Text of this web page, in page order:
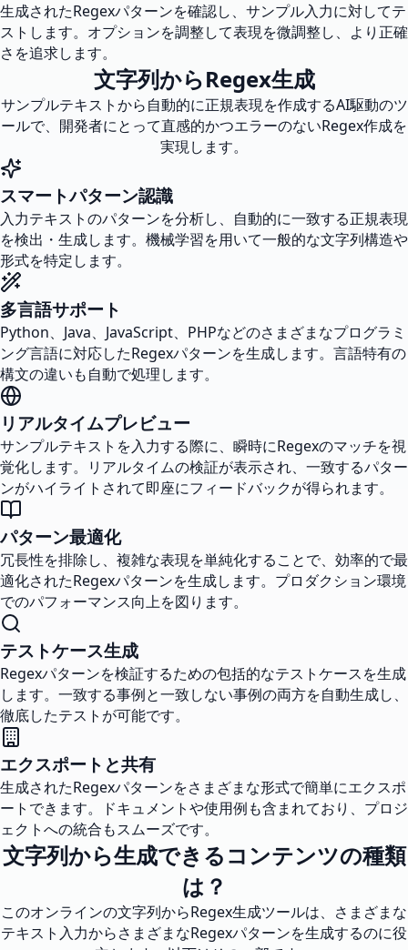
生成されたRegexパターンを確認し、サンプル入力に対してテ
ストします。オプションを調整して表現を微調整し、より正確
さを追求します。
文字列からRegex生成
サンプルテキストから自動的に正規表現を作成するAI駆動のツ
ールで、開発者にとって直感的かつエラーのないRegex作成を
実現します。
スマートパターン認識
入力テキストのパターンを分析し、自動的に一致する正規表現
を検出・生成します。機械学習を用いて一般的な文字列構造や
形式を特定します。
多言語サポート
Python、Java、JavaScript、PHPなどのさまざまなプログラミ
ング言語に対応したRegexパターンを生成します。言語特有の
構文の違いも自動で処理します。
リアルタイムプレビュー
サンプルテキストを入力する際に、瞬時にRegexのマッチを視
覚化します。リアルタイムの検証が表示され、一致するパター
ンがハイライトされて即座にフィードバックが得られます。
パターン最適化
冗長性を排除し、複雑な表現を単純化することで、効率的で最
適化されたRegexパターンを生成します。プロダクション環境
でのパフォーマンス向上を図ります。
テストケース生成
Regexパターンを検証するための包括的なテストケースを生成
します。一致する事例と一致しない事例の両方を自動生成し、
徹底したテストが可能です。
エクスポートと共有
生成されたRegexパターンをさまざまな形式で簡単にエクスポ
ートできます。ドキュメントや使用例も含まれており、プロジ
ェクトへの統合もスムーズです。
文字列から生成できるコンテンツの種類
は？
このオンラインの文字列からRegex生成ツールは、さまざまな
テキスト入力からさまざまなRegexパターンを生成するのに役